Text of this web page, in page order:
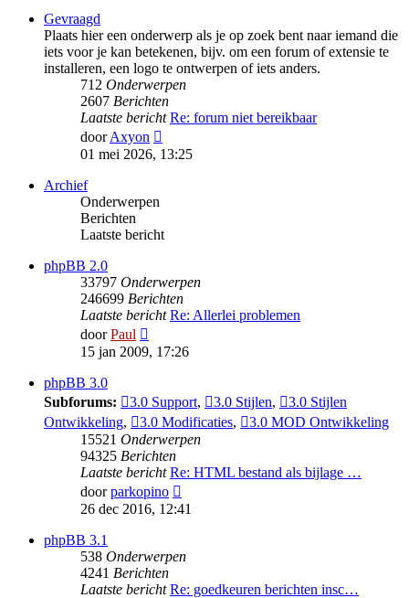
Gevraagd
Plaats hier een onderwerp als je op zoek bent naar iemand die
iets voor je kan betekenen, bijv. om een forum of extensie te
installeren, een logo te ontwerpen of iets anders.
712 Onderwerpen
2607 Berichten
Laatste bericht Re: forum niet bereikbaar
doorAxyon
laatste
01 mei 2026, 13:25
Archief
Onderwerpen
Berichten
Laatste bericht
phpBB 2.0
33797 Onderwerpen
246699 Berichten
Laatste bericht Re: Allerlei problemen
doorPaul
laatste
bericht
15 jan 2009, 17:26
phpBB 3.0
Subforums:
3.0 Support, 3.0 Stijlen,
3.0 Stijlen
Ontwikkeling, 3.0 Modificaties,
3.0 MOD Ontwikkeling
15521 Onderwerpen
94325 Berichten
Laatste bericht Re: HTML bestand als bijlage …
doorparkopino
laatste
26 dec 2016, 12:41
phpBB 3.1
538 Onderwerpen
4241 Berichten
Laatste bericht Re: goedkeuren berichten insc…